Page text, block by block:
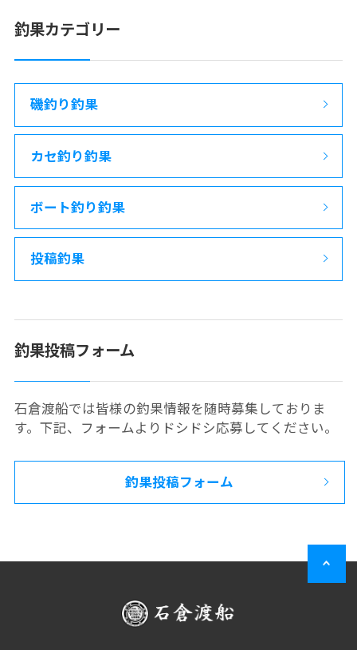
釣果カテゴリー
磯釣り釣果
カセ釣り釣果
ボート釣り釣果
投稿釣果
釣果投稿フォーム
石倉渡船では皆様の釣果情報を随時募集しておりま
す。下記、フォームよりドシドシ応募してください。
釣果投稿フォーム